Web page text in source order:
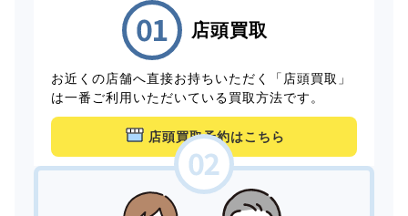
店頭買取
お近くの店舗へ直接お持ちいただく「店頭買取」
は一番ご利用いただいている買取方法です。
店頭買取予約はこちら